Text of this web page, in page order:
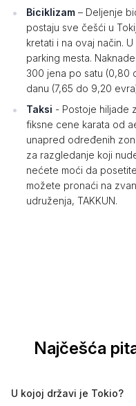
Biciklizam – Deljenje
postaju sve češći u
kretati i na ovaj način.
parking mesta.
300 jena po satu (0,80
danu (7,65 do 9,20
Taksi - Postoje hiljade
fiksne cene karata od
unapred određenih
za razgledanje koji
nećete moći da
možete pronaći na
udruženja, TAKKUN.
Najčešća
U kojoj državi je Tokio?